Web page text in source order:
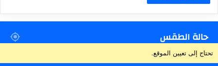
حالة الطقس
تحتاج إلى تعيين الموقع.